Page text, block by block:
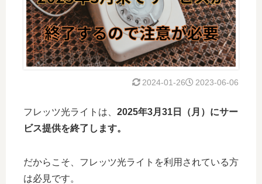
2023-06-06
2024-01-26
フレッツ光ライトは、 2025年3月31日（月）にサー
ビス提供を終了します。
だからこそ、フレッツ光ライトを利用されている方
は必見です。